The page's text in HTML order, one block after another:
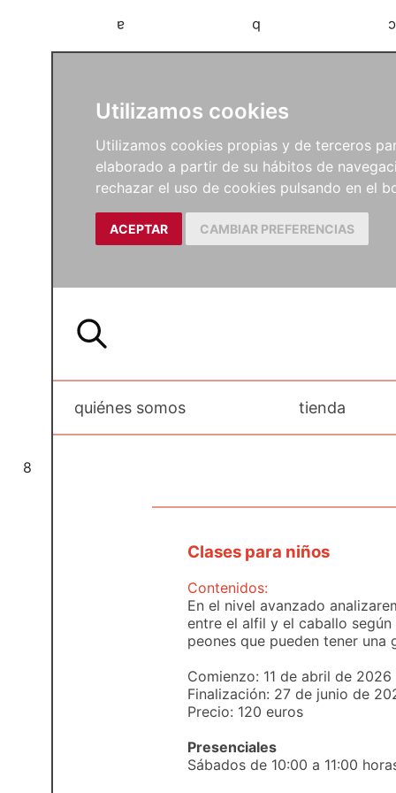
Utilizamos cookies
Utilizamos cookies propias y de terceros
elaborado a partir de su hábitos de
rechazar el uso de cookies pulsando en el
ACEPTAR CAMBIAR PREFERENCIAS
a b c
8
quiénes somos tienda
Clases para niños
Contenidos:
En el nivel avanzado
entre el alfil y el caballo
peones que pueden tener una
Comienzo: 11 de abril de 2026
Finalización: 27 de junio de
Precio: 120 euros
Presenciales
Sábados de 10:00 a 11:00